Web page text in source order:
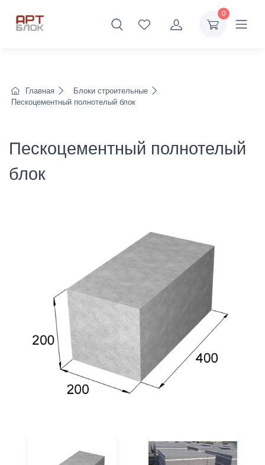
0
Главная
Блоки строительные
Пескоцементный полнотелый блок
Пескоцементный полнотелый
блок